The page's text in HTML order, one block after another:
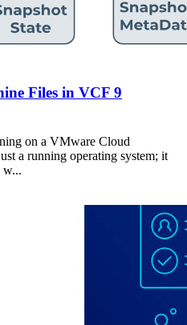
Files in VCF 9
on a VMware Cloud
a running operating system; it
w...